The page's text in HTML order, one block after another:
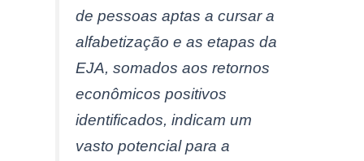
de pessoas aptas a cursar a
alfabetização e as etapas da
EJA, somados aos retornos
econômicos positivos
identificados, indicam um
vasto potencial para a